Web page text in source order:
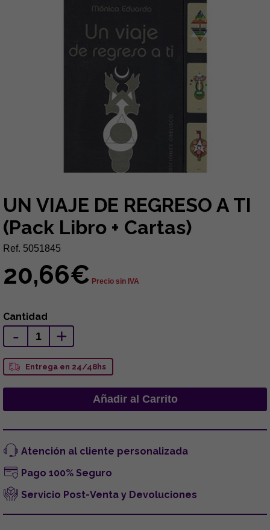
UN VIAJE DE REGRESO A TI
(Pack Libro + Cartas)
Ref. 5051845
20,66€ Precio sin IVA
Cantidad
- +
Entrega en 24/48hs
Atención al cliente personalizada
Pago 100% Seguro
Servicio Post-Venta y Devoluciones